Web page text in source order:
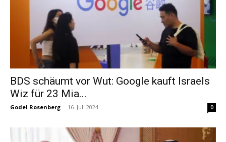
BDS schäumt vor Wut: Google kauft Israels
Wiz für 23 Mia...
Godel Rosenberg - 16. Juli 2024 0